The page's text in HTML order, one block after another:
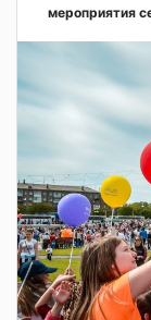
мероприятия